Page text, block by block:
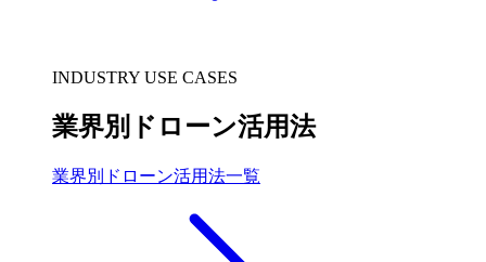
INDUSTRY USE CASES
業界別ドローン活用法
業界別ドローン活用法一覧